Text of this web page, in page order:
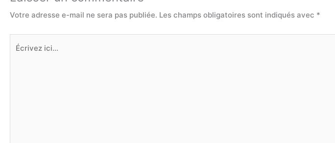
Votre adresse e-mail ne sera pas publiée. Les champs obligatoires sont indiqués avec *
Écrivez